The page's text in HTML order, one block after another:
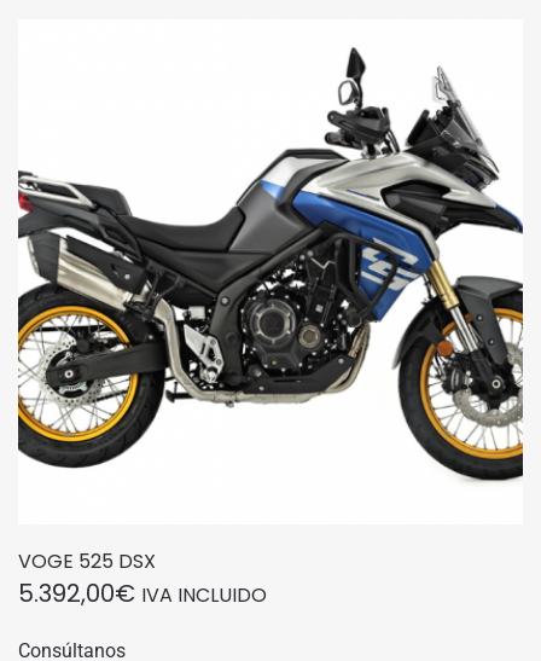
VOGE 525 DSX
5.392,00€ IVA INCLUIDO
Consúltanos